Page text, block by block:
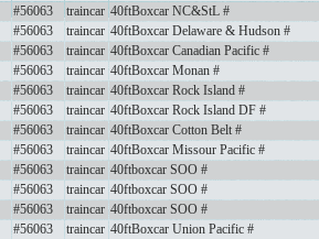
#56063 traincar 40ftBoxcar NC&StL #
#56063 traincar 40ftBoxcar Delaware & Hudson #
#56063 traincar 40ftBoxcar Canadian Pacific #
#56063 traincar 40ftBoxcar Monan #
#56063 traincar 40ftBoxcar Rock Island #
#56063 traincar 40ftBoxcar Rock Island DF #
#56063 traincar 40ftBoxcar Cotton Belt #
#56063 traincar 40ftBoxcar Missour Pacific #
#56063 traincar 40ftboxcar SOO #
#56063 traincar 40ftboxcar SOO #
#56063 traincar 40ftboxcar SOO #
#56063 traincar 40ftBoxcar Union Pacific #